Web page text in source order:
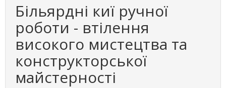
Більярдні киї ручної
роботи - втілення
високого мистецтва та
конструкторської
майстерності